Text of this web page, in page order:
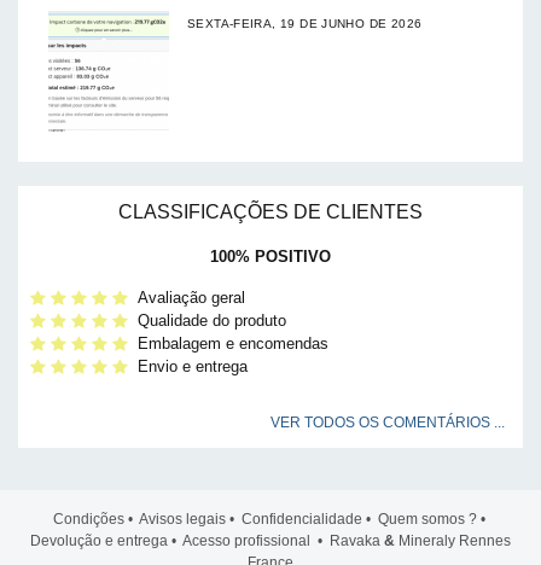
SEXTA-FEIRA, 19 DE JUNHO DE 2026
CLASSIFICAÇÕES DE CLIENTES
100% POSITIVO
Avaliação geral
Qualidade do produto
Embalagem e encomendas
Envio e entrega
VER TODOS OS COMENTÁRIOS ...
Condições• Avisos legais• Confidencialidade • Quem somos ?•
Devolução e entrega • Acesso profissional • Ravaka & Mineraly Rennes